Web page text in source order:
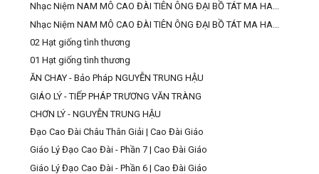
Nhạc Niệm NAM MÔ CAO ĐÀI TIÊN ÔNG ĐẠI BỒ TÁT MA HA...
Nhạc Niệm NAM MÔ CAO ĐÀI TIÊN ÔNG ĐẠI BỒ TÁT MA HA...
02 Hạt giống tình thương
01 Hạt giống tình thương
ĂN CHAY - Bảo Pháp NGUYỄN TRUNG HẬU
GIÁO LÝ - TIẾP PHÁP TRƯƠNG VĂN TRÀNG
CHƠN LÝ - NGUYỄN TRUNG HẬU
Đạo Cao Đài Châu Thân Giải | Cao Đài Giáo
Giáo Lý Đạo Cao Đài - Phần 7 | Cao Đài Giáo
Giáo Lý Đạo Cao Đài - Phần 6 | Cao Đài Giáo